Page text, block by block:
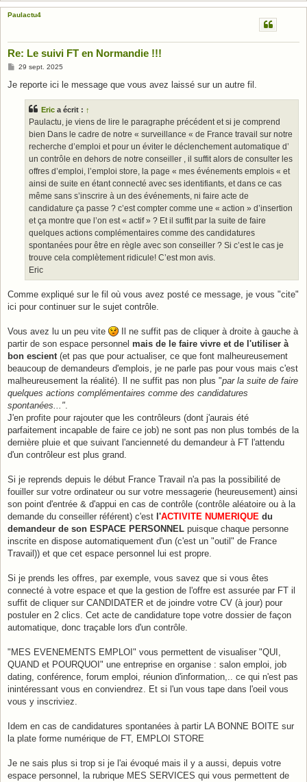
Paulactu4
Re: Le suivi FT en Normandie !!!
M
s
29 sept. 2025
Je reporte ici le message que vous avez laissé sur un autre fil.
Eric a écrit : ↑
Paulactu, je viens de lire le paragraphe précédent et si je comprend
bien Dans le cadre de notre « surveillance « de France travail sur notre
recherche d’emploi et pour un éviter le déclenchement automatique d’
un contrôle en dehors de notre conseiller , il suffit alors de consulter les
offres d’emploi, l’emploi store, la page « mes événements emplois « et
ainsi de suite en étant connecté avec ses identifiants, et dans ce cas
même sans s’inscrire à un des événements, ni faire acte de
candidature ça passe ? c’est compter comme une « action » d’insertion
et ça montre que l’on est « actif » ? Et il suffit par la suite de faire
quelques actions complémentaires comme des candidatures
spontanées pour être en règle avec son conseiller ? Si c’est le cas je
trouve cela complètement ridicule! C’est mon avis.
Eric
Comme expliqué sur le fil où vous avez posté ce message, je vous "cite"
ici pour continuer sur le sujet contrôle.
Vous avez lu un peu vite
Il ne suffit pas de cliquer à droite à gauche à
partir de son espace personnel mais de le faire vivre et de l'utiliser à
bon escient (et pas que pour actualiser, ce que font malheureusement
beaucoup de demandeurs d'emplois, je ne parle pas pour vous mais c'est
malheureusement la réalité). Il ne suffit pas non plus "par la suite de faire
quelques actions complémentaires comme des candidatures
spontanées...".
J'en profite pour rajouter que les contrôleurs (dont j'aurais été
parfaitement incapable de faire ce job) ne sont pas non plus tombés de la
dernière pluie et que suivant l'ancienneté du demandeur à FT l'attendu
d'un contrôleur est plus grand.
Si je reprends depuis le début France Travail n'a pas la possibilité de
fouiller sur votre ordinateur ou sur votre messagerie (heureusement) ainsi
son point d'entrée & d'appui en cas de contrôle (contrôle aléatoire ou à la
demande du conseiller référent) c'est l'ACTIVITE NUMERIQUE du
demandeur de son ESPACE PERSONNEL puisque chaque personne
inscrite en dispose automatiquement d'un (c'est un "outil" de France
Travail)) et que cet espace personnel lui est propre.
Si je prends les offres, par exemple, vous savez que si vous êtes
connecté à votre espace et que la gestion de l'offre est assurée par FT il
suffit de cliquer sur CANDIDATER et de joindre votre CV (à jour) pour
postuler en 2 clics. Cet acte de candidature tope votre dossier de façon
automatique, donc traçable lors d'un contrôle.
"MES EVENEMENTS EMPLOI" vous permettent de visualiser "QUI,
QUAND et POURQUOI" une entreprise en organise : salon emploi, job
dating, conférence, forum emploi, réunion d'information,.. ce qui n'est pas
inintéressant vous en conviendrez. Et si l'un vous tape dans l'oeil vous
vous y inscriviez.
Idem en cas de candidatures spontanées à partir LA BONNE BOITE sur
la plate forme numérique de FT, EMPLOI STORE
Je ne sais plus si trop si je l'ai évoqué mais il y a aussi, depuis votre
espace personnel, la rubrique MES SERVICES qui vous permettent de